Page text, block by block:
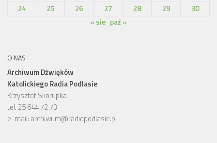
24
25 26 27 28 29
30
« sie paź »
O NAS
Archiwum Dźwięków
Katolickiego Radia Podlasie
Krzysztof Skorupka
tel. 25 644 72 73
e-mail: archiwum@radiopodlasie.pl